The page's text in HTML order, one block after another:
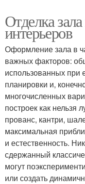
Отделка
интерьеров
Оформление зала в
важных факторов:
использованных при
планировки и,
многочисленных
построек как нельзя
прованс, кантри,
максимальная
и естественность.
сдержанный
могут
или создать